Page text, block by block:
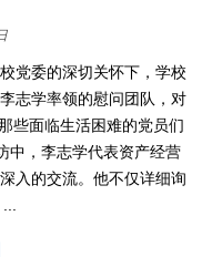
党委的深切关怀下，学校
志学率领的慰问团队，对
些面临生活困难的党员们
中，李志学代表资产经营
入的交流。他不仅详细询